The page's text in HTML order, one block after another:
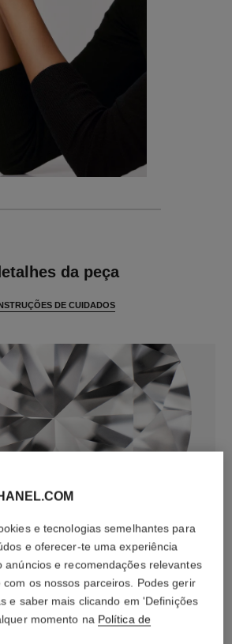
da peça
INSTRUÇÕES DE CUIDADOS
brilhante com um total de
central de lapidação brilhante de
GIA
cada peça podem variar**
e tecnologias semelhantes para
e oferecer-te uma experiência
anúncios e recomendações relevantes
com os nossos parceiros. Podes gerir
e saber mais clicando em 'Definições
momento na Política de